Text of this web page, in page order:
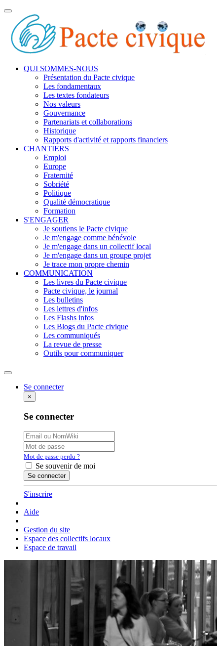
Toggle
navigation
QUI SOMMES-NOUS
Présentation du Pacte civique
Les fondamentaux
Les textes fondateurs
Nos valeurs
Gouvernance
Partenariats et collaborations
Historique
Rapports d'activité et rapports financiers
CHANTIERS
Emploi
Europe
Fraternité
Sobriété
Politique
Qualité démocratique
Formation
S'ENGAGER
Je soutiens le Pacte civique
Je m'engage comme bénévole
Je m'engage dans un collectif local
Je m'engage dans un groupe projet
Je trace mon propre chemin
COMMUNICATION
Les livres du Pacte civique
Pacte civique, le journal
Les bulletins
Les lettres d'infos
Les Flashs infos
Les Blogs du Pacte civique
Les communiqués
La revue de presse
Outils pour communiquer
Rechercher
Se connecter
×
Se connecter
Mot de passe perdu ?
Se souvenir de moi
S'inscrire
Aide
Gestion du site
Espace des collectifs locaux
Espace de travail